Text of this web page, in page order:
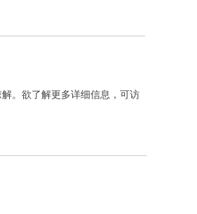
。欲了解更多详细信息，可访